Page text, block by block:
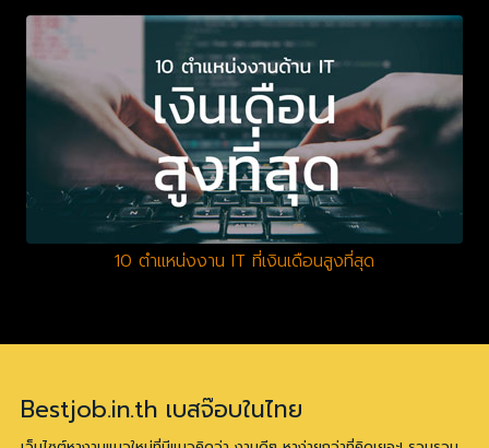
10 ตำแหน่งงาน IT ที่เงินเดือนสูงที่สุด
Bestjob.in.th เบสจ๊อบในไทย